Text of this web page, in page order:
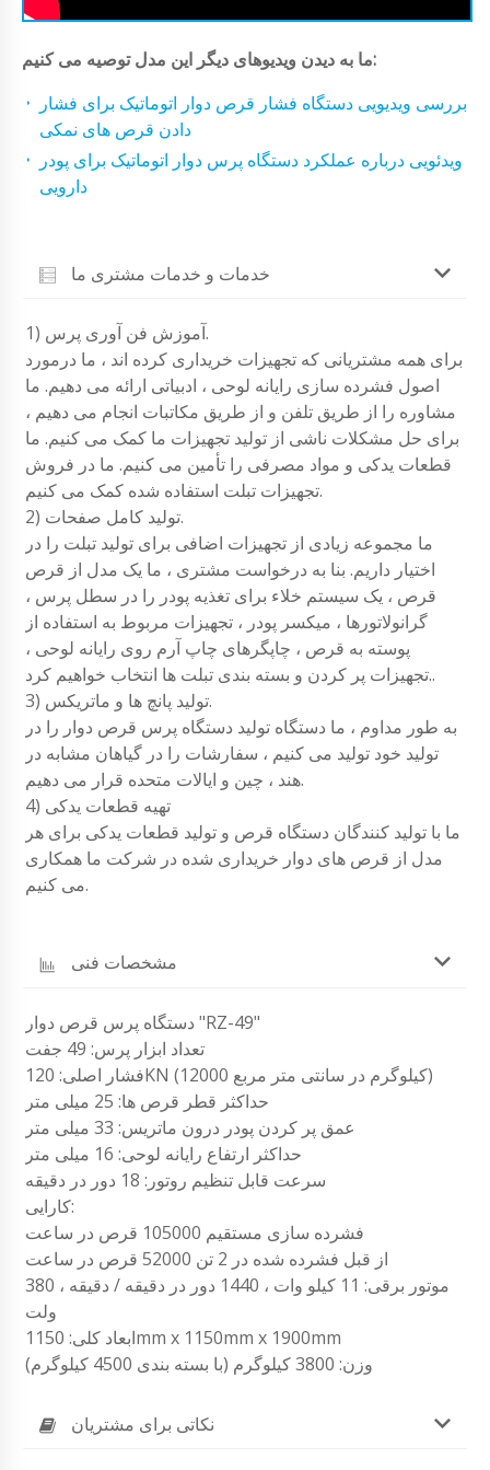
ما به دیدن ویدیوهای دیگر این مدل توصیه می کنیم:
بررسی ویدیویی دستگاه فشار قرص دوار اتوماتیک برای فشار
دادن قرص های نمکی
ویدئویی درباره عملکرد دستگاه پرس دوار اتوماتیک برای پودر
دارویی
خدمات و خدمات مشتری ما
1) آموزش فن آوری پرس.
برای همه مشتریانی که تجهیزات خریداری کرده اند ، ما درمورد
اصول فشرده سازی رایانه لوحی ، ادبیاتی ارائه می دهیم. ما
مشاوره را از طریق تلفن و از طریق مکاتبات انجام می دهیم ،
برای حل مشکلات ناشی از تولید تجهیزات ما کمک می کنیم. ما
قطعات یدکی و مواد مصرفی را تأمین می کنیم. ما در فروش
تجهیزات تبلت استفاده شده کمک می کنیم.
2) تولید کامل صفحات.
ما مجموعه زیادی از تجهیزات اضافی برای تولید تبلت را در
اختیار داریم. بنا به درخواست مشتری ، ما یک مدل از قرص
قرص ، یک سیستم خلاء برای تغذیه پودر را در سطل پرس ،
گرانولاتورها ، میکسر پودر ، تجهیزات مربوط به استفاده از
پوسته به قرص ، چاپگرهای چاپ آرم روی رایانه لوحی ،
تجهیزات پر کردن و بسته بندی تبلت ها انتخاب خواهیم کرد..
3) تولید پانچ ها و ماتریکس.
به طور مداوم ، ما دستگاه تولید دستگاه پرس قرص دوار را در
تولید خود تولید می کنیم ، سفارشات را در گیاهان مشابه در
هند ، چین و ایالات متحده قرار می دهیم.
4) تهیه قطعات یدکی
ما با تولید کنندگان دستگاه قرص و تولید قطعات یدکی برای هر
مدل از قرص های دوار خریداری شده در شرکت ما همکاری
می کنیم.
مشخصات فنی
دستگاه پرس قرص دوار "RZ-49"
تعداد ابزار پرس: 49 جفت
فشار اصلی: 120KN (12000 کیلوگرم در سانتی متر مربع)
حداکثر قطر قرص ها: 25 میلی متر
عمق پر کردن پودر درون ماتریس: 33 میلی متر
حداکثر ارتفاع رایانه لوحی: 16 میلی متر
سرعت قابل تنظیم روتور: 18 دور در دقیقه
کارایی:
فشرده سازی مستقیم 105000 قرص در ساعت
از قبل فشرده شده در 2 تن 52000 قرص در ساعت
موتور برقی: 11 کیلو وات ، 1440 دور در دقیقه / دقیقه ، 380
ولت
ابعاد کلی: 1150mm x 1150mm x 1900mm
وزن: 3800 کیلوگرم (با بسته بندی 4500 کیلوگرم)
نکاتی برای مشتریان